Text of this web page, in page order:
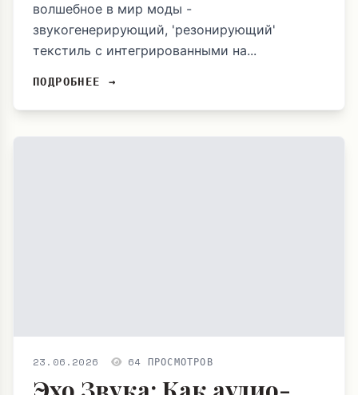
волшебное в мир моды -
звукогенерирующий, 'резонирующий'
текстиль с интегрированными на...
ПОДРОБНЕЕ →
23.06.2026 64 ПРОСМОТРОВ